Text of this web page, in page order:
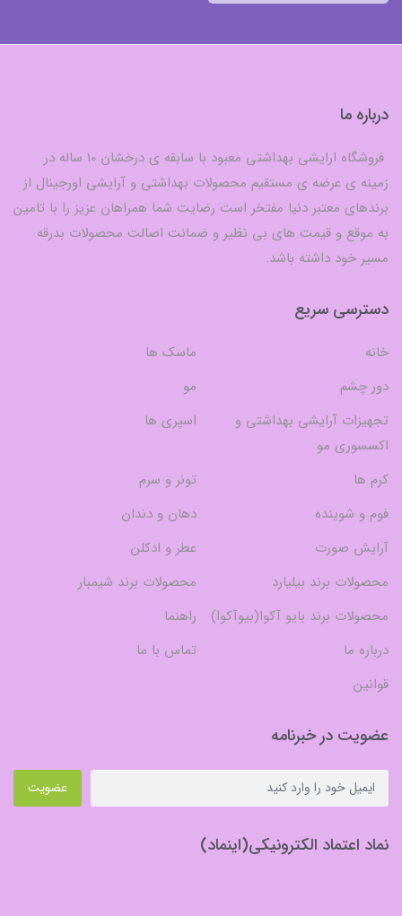
درباره ما
فروشگاه ارایشی بهداشتی معبود با سابقه ی درخشان 10 ساله در
زمینه ی عرضه ی مستقیم محصولات بهداشتی و آرایشی اورجینال از
برندهای معتبر دنیا مفتخر است رضایت شما همراهان عزیز را با تامین
به موقع و قیمت های بی نظیر و ضمانت اصالت محصولات بدرقه
مسیر خود داشته باشد.
دسترسی سریع
خانه
ماسک ها
دور چشم
مو
تجهیزات آرایشی بهداشتی و
اکسسوری مو
اسپری ها
کرم ها
تونر و سرم
فوم و شوینده
دهان و دندان
آرایش صورت
عطر و ادکلن
محصولات برند بیلیارد
محصولات برند شیمبار
محصولات برند بایو آکوا(بیوآکوا)
راهنما
درباره ما
تماس با ما
قوانین
عضویت در خبرنامه
عضویت
نماد اعتماد الکترونیکی(اینماد)